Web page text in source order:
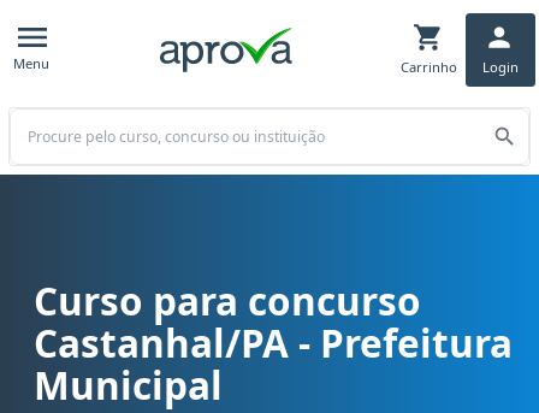
Menu Carrinho Login
Buscar
Curso para concurso PA - Castanhal/PA - Prefeitura Municipal
Curso para concurso
Castanhal/PA - Prefeitura
Municipal